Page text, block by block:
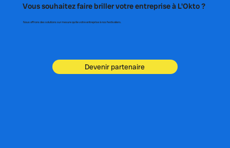
Vous souhaitez faire briller votre entreprise à L'Okto ?
Nous offrons des solutions sur mesure qui lie votre entreprise à nos festivaliers.
Devenir partenaire